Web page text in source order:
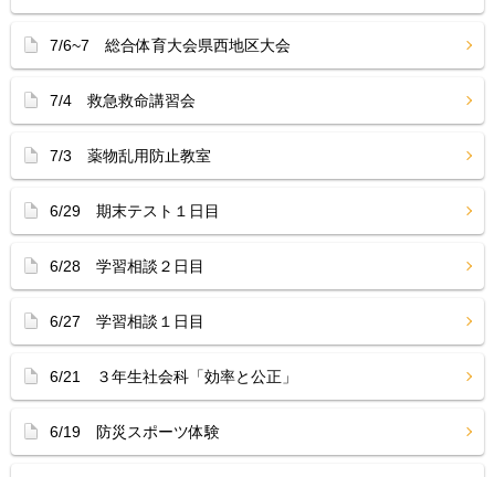
7/6~7 総合体育大会県西地区大会
7/4 救急救命講習会
7/3 薬物乱用防止教室
6/29 期末テスト１日目
6/28 学習相談２日目
6/27 学習相談１日目
6/21 ３年生社会科「効率と公正」
6/19 防災スポーツ体験